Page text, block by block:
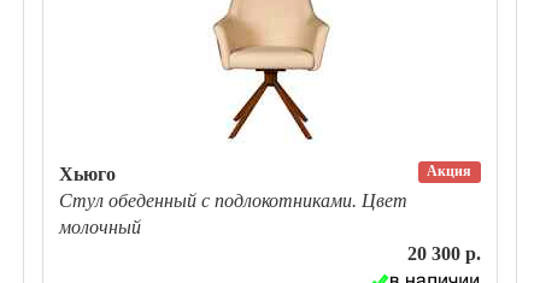
Акция
Хьюго
Стул обеденный с подлокотниками. Цвет
молочный
20 300 р.